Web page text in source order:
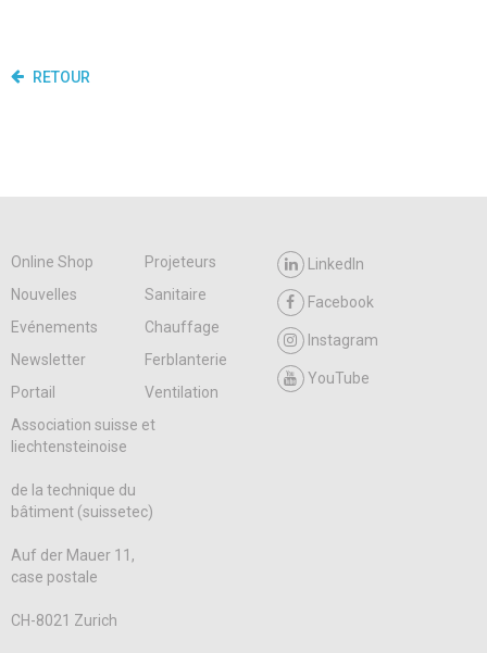
RETOUR
Online Shop
Projeteurs
Nouvelles
Sanitaire
Evénements
Chauffage
Newsletter
Ferblanterie
Portail
Ventilation
LinkedIn
Facebook
Instagram
YouTube
Association suisse et
liechtensteinoise
de la technique du
bâtiment (suissetec)
Auf der Mauer 11,
case postale
CH-8021 Zurich